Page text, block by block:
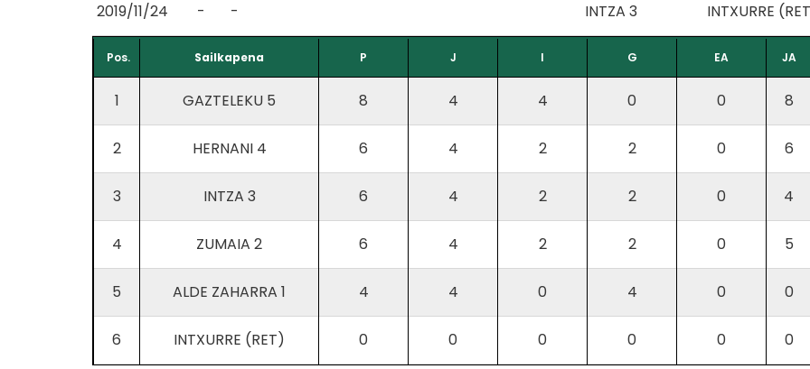
2019/11/24 - - INTZA 3 INTXURRE
Pos. Sailkapena P J I G EA JA
1 GAZTELEKU 5 8 4 4 0 0 8
2 HERNANI 4 6 4 2 2 0 6
3 INTZA 3 6 4 2 2 0 4
4 ZUMAIA 2 6 4 2 2 0 5
5 ALDE ZAHARRA 1 4 4 0 4 0 0
6 INTXURRE (RET) 0 0 0 0 0 0